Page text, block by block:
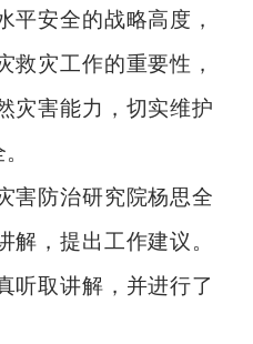
平安全的战略高度，
救灾工作的重要性，
灾害能力，切实维护
害防治研究院杨思全
解，提出工作建议。
听取讲解，并进行了